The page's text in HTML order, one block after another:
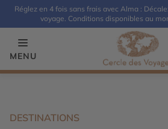
Réglez en 4 fois sans frais avec Alma :
voyage. Conditions disponibles au
MENU
DESTINATIONS